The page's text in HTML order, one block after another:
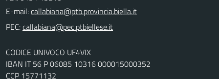
E-mail:
PEC:
CODICE UNIVOCO UF4VIX
IBAN IT 56 P 06085 10316 000015000352
CCP 15771132